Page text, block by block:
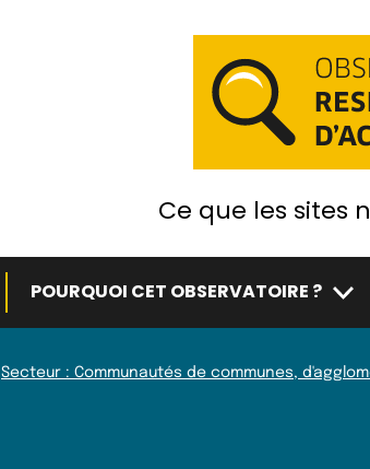
Ce que les sites
POURQUOI CET OBSERVATOIRE ?
Secteur : Communautés de communes,